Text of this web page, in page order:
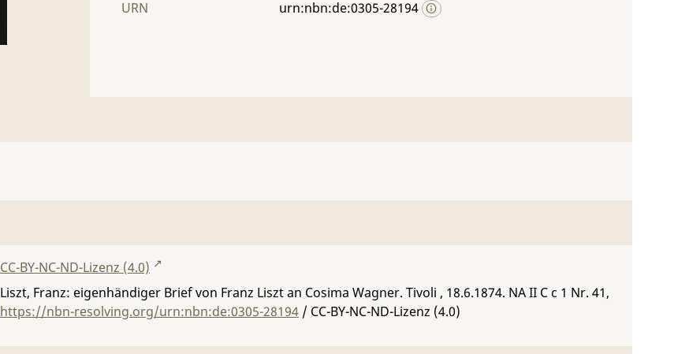
URN
urn:nbn:de:0305-28194
CC-BY-NC-ND-Lizenz (4.0)
Liszt, Franz: eigenhändiger Brief von Franz Liszt an Cosima Wagner. Tivoli , 18.6.1874. NA II C c 1 Nr. 41,
https://nbn-resolving.org/urn:nbn:de:0305-28194 / CC-BY-NC-ND-Lizenz (4.0)